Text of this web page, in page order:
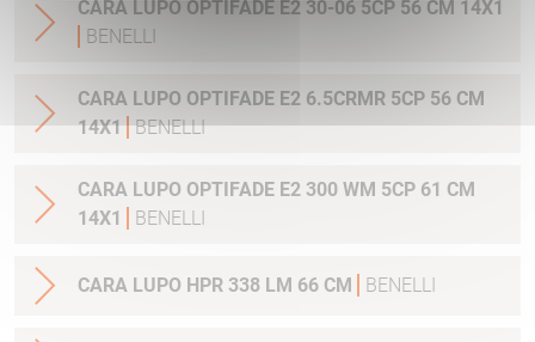
CARA LUPO OPTIFADE E2 30-06 5CP 56 CM 14X1
BENELLI
CARA LUPO OPTIFADE E2 6.5CRMR 5CP 56 CM
14X1 BENELLI
CARA LUPO OPTIFADE E2 300 WM 5CP 61 CM
14X1
BENELLI
CARA LUPO HPR 338 LM 66 CM BENELLI